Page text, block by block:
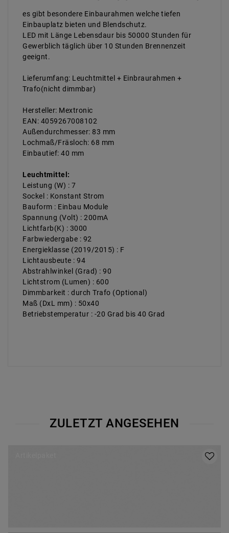
es gibt besondere Einbaurahmen welche tiefen
Einbauplatz bieten und Blendschutz.
LED mit Länge Lebensdaur bis 50000 Stunden für
Gewerblich täglich über 10 Stunden Brennenzeit
geeignt.
Lieferumfang: Leuchtmittel + Einbraurahmen +
Trafo(nicht dimmbar)
Hersteller: Mextronic
EAN: 4059267008102
Außendurchmesser: 83 mm
Lochmaß/Fräsloch: 68 mm
Einbautief: 40 mm
Leuchtmittel:
Leistung (W) : 7
Sockel : Konstant Strom
Bauform : Einbau Module
Spannung (Volt) : 200mA
Lichtfarb(K) : 3000
Farbwiedergabe : 92
Energieklasse (2019/2015) : F
Lichtausbeute : 94
Abstrahlwinkel (Grad) : 90
Lichtstrom (Lumen) : 600
Dimmbarkeit : durch Trafo (Optional)
Maß (DxL mm) : 50x40
Betriebstemperatur : -20 Grad bis 40 Grad
ZULETZT ANGESEHEN